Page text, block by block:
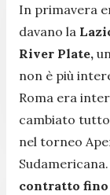
In primavera
davano la
River Plate,
non è più
Roma era
cambiato
nel torneo
contratto fino